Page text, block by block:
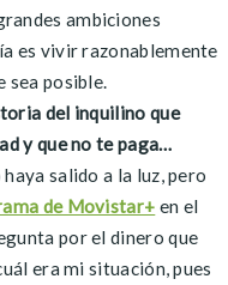
ambiciones
es vivir razonablemente
sea posible.
del inquilino que
y que no te paga…
salido a la luz, pero
de Movistar+ en el
por el dinero que
era mi situación, pues